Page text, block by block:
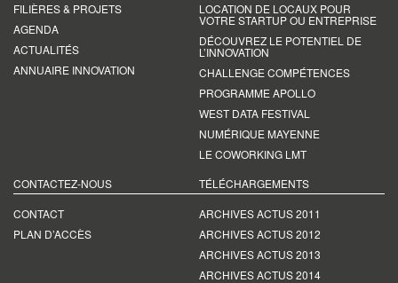
FILIÈRES & PROJETS
AGENDA
ACTUALITÉS
ANNUAIRE INNOVATION
LOCATION DE LOCAUX POUR
VOTRE STARTUP OU ENTREPRISE
DÉCOUVREZ LE POTENTIEL DE
L’INNOVATION
CHALLENGE COMPÉTENCES
PROGRAMME APOLLO
WEST DATA FESTIVAL
NUMÉRIQUE MAYENNE
LE COWORKING LMT
CONTACTEZ-NOUS
CONTACT
PLAN D’ACCÈS
TÉLÉCHARGEMENTS
ARCHIVES ACTUS 2011
ARCHIVES ACTUS 2012
ARCHIVES ACTUS 2013
ARCHIVES ACTUS 2014